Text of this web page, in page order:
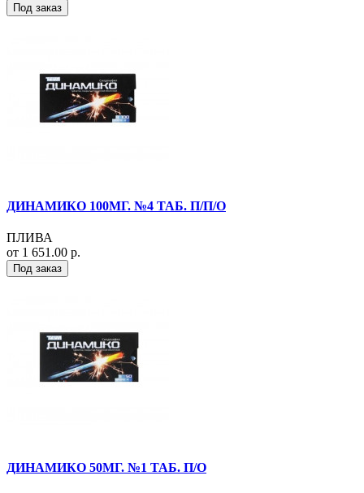
Под заказ
ДИНАМИКО 100МГ. №4 ТАБ. П/П/О
ПЛИВА
от 1 651.00 р.
Под заказ
ДИНАМИКО 50МГ. №1 ТАБ. П/О